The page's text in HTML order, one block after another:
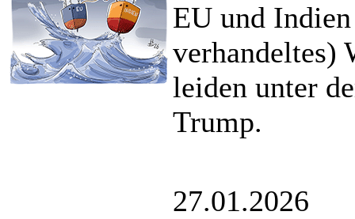
EU und
verhandeltes)
leiden unter
Trump.
27.01.2026